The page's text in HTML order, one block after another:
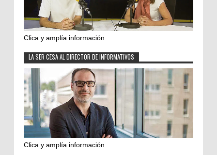
Clica y amplía información
LA SER CESA AL DIRECTOR DE INFORMATIVOS
Clica y amplía información